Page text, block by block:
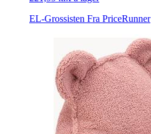
EL-Grossisten Fra PriceRunner